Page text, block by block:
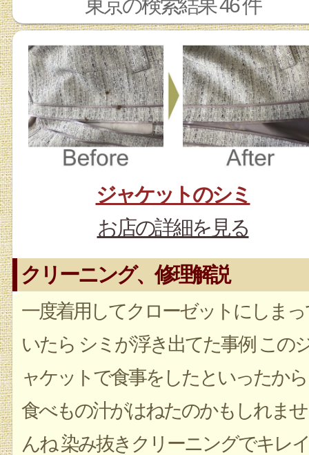
東京の検索結果 46 件
ジャケットのシミ
お店の詳細を見る
クリーニング、修理解説
一度着用してクローゼットにしま
いたら シミが浮き出てた事例 この
ャケットで食事をしたといったから
食べもの汁がはねたのかもしれませ
んね 染み抜きクリーニングでキレイ